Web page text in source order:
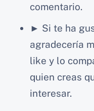
comentario.
► Si te ha
agradecería
like y lo
quien creas
interesar.